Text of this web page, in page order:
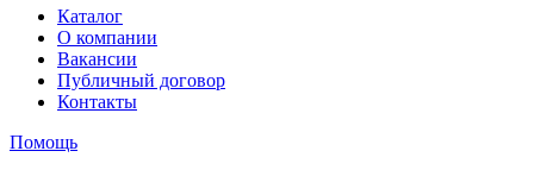
Каталог
О компании
Вакансии
Публичный договор
Контакты
Помощь